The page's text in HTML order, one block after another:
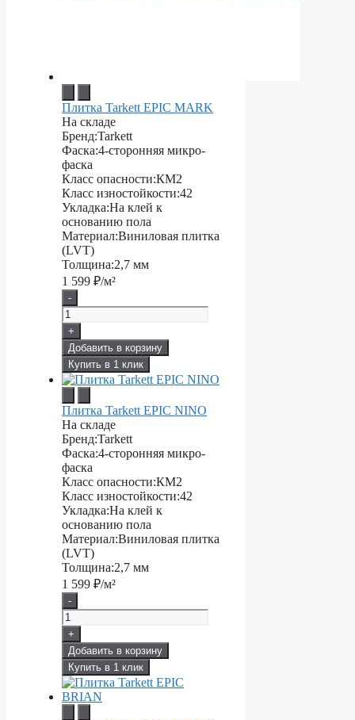
Плитка Tarkett EPIC MARK
На складе
Бренд:Tarkett
Фаска:4-сторонняя микро-
фаска
Класс опасности:КМ2
Класс изностойкости:42
Укладка:На клей к
основанию пола
Материал:Виниловая плитка
(LVT)
Толщина:2,7 мм
1 599 ₽/м²
-
+
Добавить в корзину
Купить в 1 клик
Плитка Tarkett EPIC NINO
На складе
Бренд:Tarkett
Фаска:4-сторонняя микро-
фаска
Класс опасности:КМ2
Класс изностойкости:42
Укладка:На клей к
основанию пола
Материал:Виниловая плитка
(LVT)
Толщина:2,7 мм
1 599 ₽/м²
-
+
Добавить в корзину
Купить в 1 клик